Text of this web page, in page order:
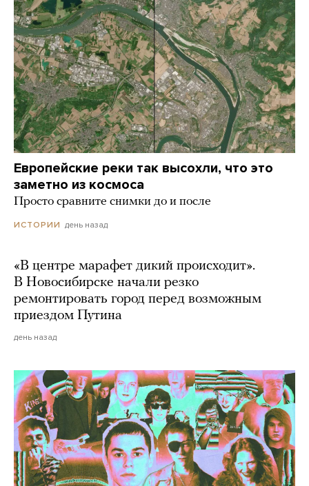
Европейские реки так высохли, что это
заметно из космоса
Просто сравните снимки до и после
ИСТОРИИ день назад
«В центре марафет дикий происходит».
В Новосибирске начали резко
ремонтировать город перед возможным
приездом Путина
день назад